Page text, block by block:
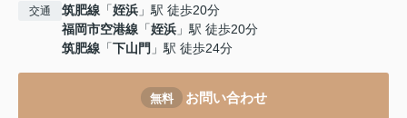
交通 筑肥線 「姪浜 」駅 徒歩20分
福岡市空港線 「姪浜 」駅 徒歩20分
筑肥線 「下山門 」駅 徒歩24分
無料 お問い合わせ